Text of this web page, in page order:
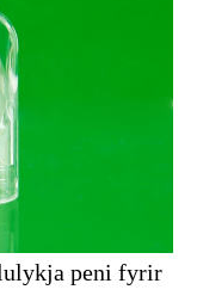
peni fyrir